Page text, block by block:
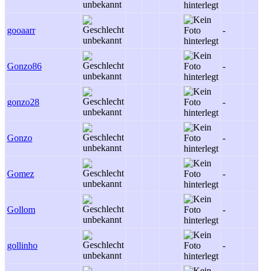
gooaarr -
Gonzo86 -
gonzo28 -
Gonzo -
Gomez -
Gollom -
gollinho -